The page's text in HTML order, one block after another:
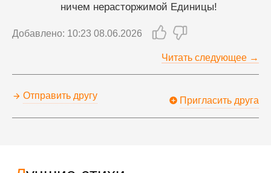
                ничем нерасторжимой Единицы!
Добавлено: 10:23 08.06.2026
Читать следующее →
Отправить другу Пригласить друга